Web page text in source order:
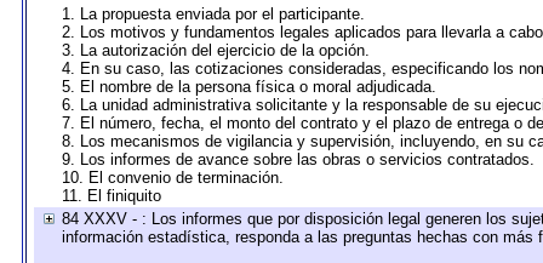
1. La propuesta enviada por el participante.
2. Los motivos y fundamentos legales aplicados para llevarla a
3. La autorización del ejercicio de la opción.
4. En su caso, las cotizaciones consideradas, especificando los
5. El nombre de la persona física o moral adjudicada.
6. La unidad administrativa solicitante y la responsable de su
7. El número, fecha, el monto del contrato y el plazo de entrega o
8. Los mecanismos de vigilancia y supervisión, incluyendo, en su
9. Los informes de avance sobre las obras o servicios contratados.
10. El convenio de terminación.
11. El finiquito
84 XXXV - : Los informes que por disposición legal generen los
información estadística, responda a las preguntas hechas con más